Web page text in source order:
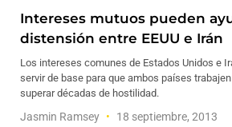
Intereses mutuos pueden
distensión entre EEUU e Irán
Los intereses comunes de Estados Unidos e
servir de base para que ambos países
superar décadas de hostilidad.
Jasmin Ramsey 18 septiembre, 2013